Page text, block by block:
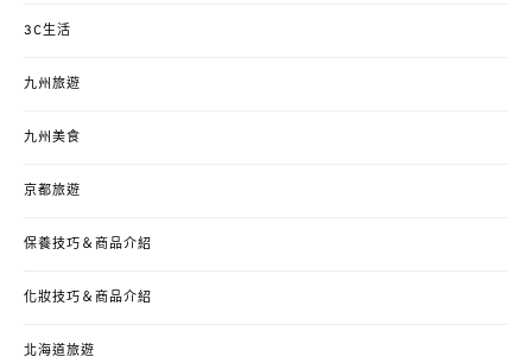
3C生活
九州旅遊
九州美食
京都旅遊
保養技巧＆商品介紹
化妝技巧＆商品介紹
北海道旅遊